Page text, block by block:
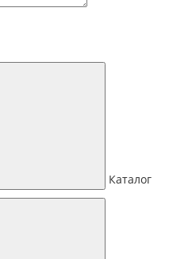
Каталог